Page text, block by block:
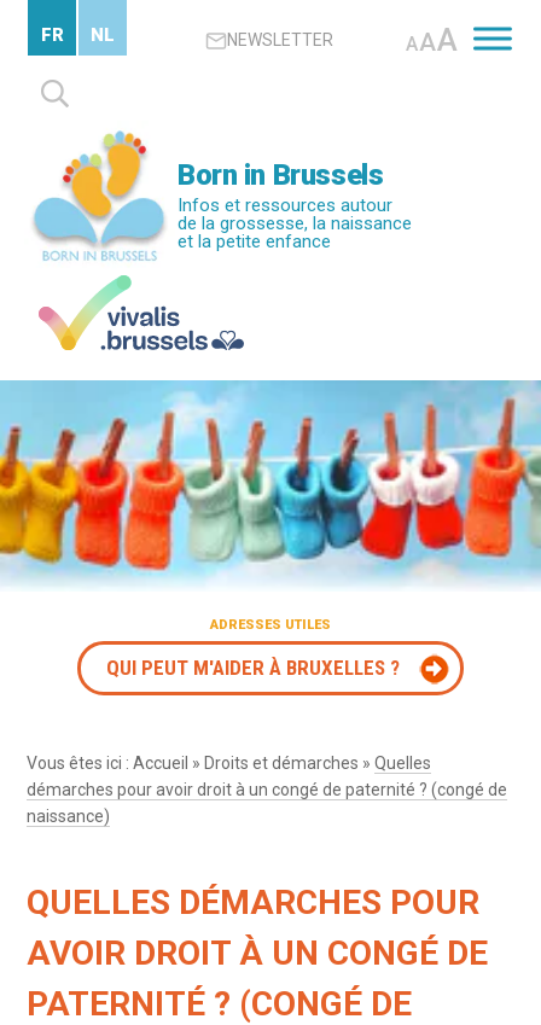
contenu
principal
NEWSLETTER AAA
Rechercher :
FR NL
Born in Brussels
Infos et ressources autour
de la grossesse, la naissance
et la petite enfance
ADRESSES UTILES
QUI PEUT M'AIDER À BRUXELLES ?
Vous êtes ici :Accueil » Droits et démarches »Quelles
démarches pour avoir droit à un congé de paternité ? (congé de
naissance)
QUELLES DÉMARCHES POUR
AVOIR DROIT À UN CONGÉ DE
PATERNITÉ ? (CONGÉ DE